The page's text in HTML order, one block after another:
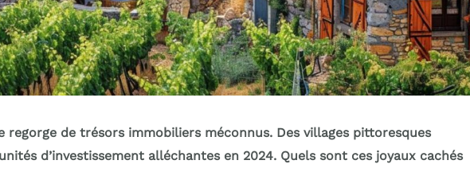
regorge de trésors immobiliers méconnus. Des villages pittoresques
d’investissement alléchantes en 2024. Quels sont ces joyaux cachés